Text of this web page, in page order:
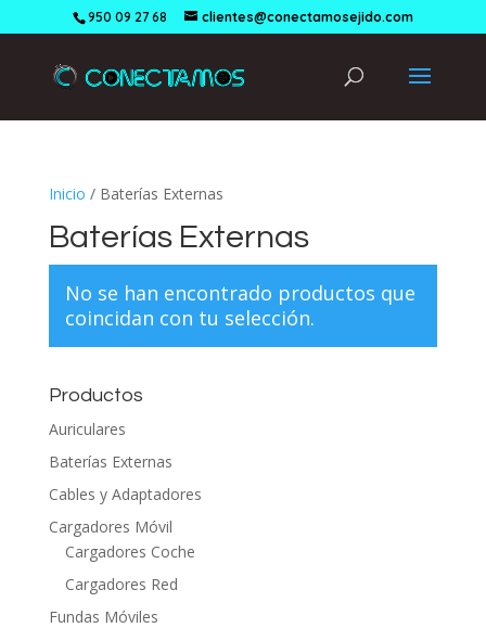
950 09 27 68 clientes@conectamosejido.com
Inicio / Baterías Externas
Baterías Externas
No se han encontrado productos que
coincidan con tu selección.
Productos
Auriculares
Baterías Externas
Cables y Adaptadores
Cargadores Móvil
Cargadores Coche
Cargadores Red
Fundas Móviles